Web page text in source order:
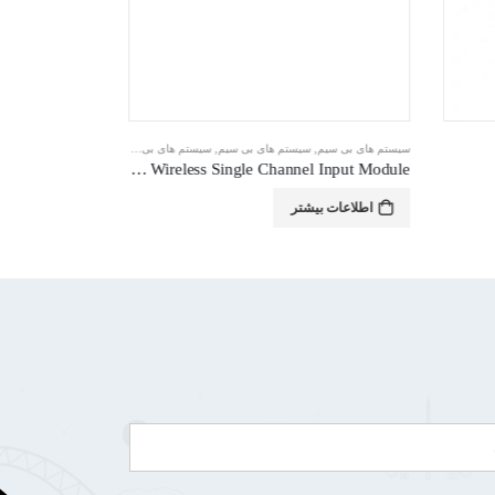
آدرس پذیر دیجیتال هوشمندسیستم های بی سیم, سیستم های بی سیم, سیستم های بی سیم
WLS/MIP – Wireless Single Channel Input Module
اطلاعات بیشتر